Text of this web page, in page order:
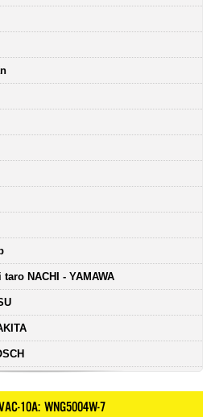
NACHI - YAMAWA
10A: WNG5004W-7